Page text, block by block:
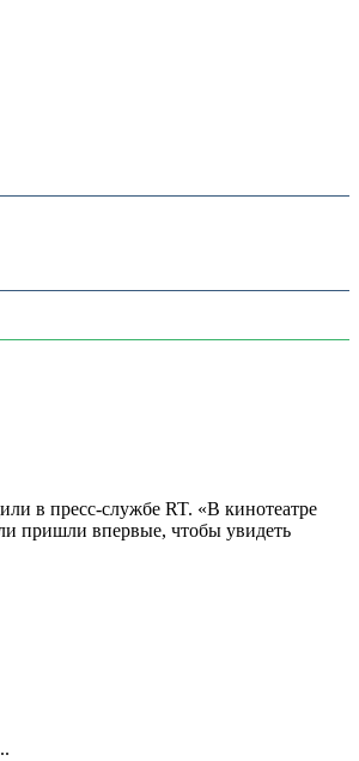
в пресс-службе RT. «В кинотеатре
пришли впервые, чтобы увидеть